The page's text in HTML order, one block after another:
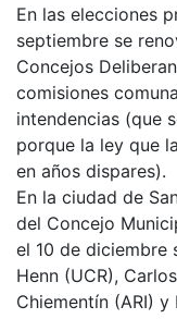
En las elecciones
septiembre se
Concejos
comisiones
intendencias (que
porque la ley que
en años dispares).
En la ciudad de
del Concejo
el 10 de diciembre
Henn (UCR),
Chiementín (ARI)